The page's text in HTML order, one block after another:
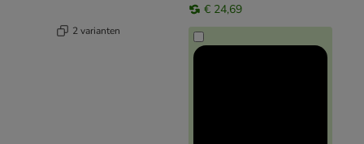
2 varianten
€ 24,69